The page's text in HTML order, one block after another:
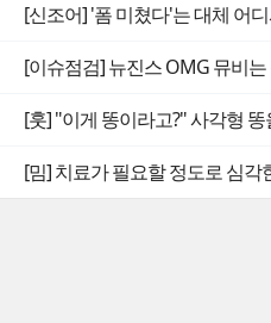
[신조어] '폼 미쳤다'는 대체 어
[밈] 치료가 필요할 정도로 심